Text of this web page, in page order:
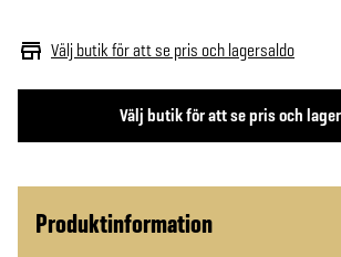
Välj butik för att se pris och
Välj butik för att se pris och lagersaldo
Produktinformation